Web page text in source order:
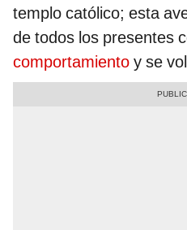
templo católico; esta
de todos los presentes
comportamiento y se